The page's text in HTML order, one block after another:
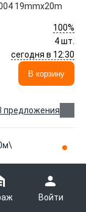
Войти
19mmx20m
100%
4 шт.
сегодня в 12:30
В корзину
предложения